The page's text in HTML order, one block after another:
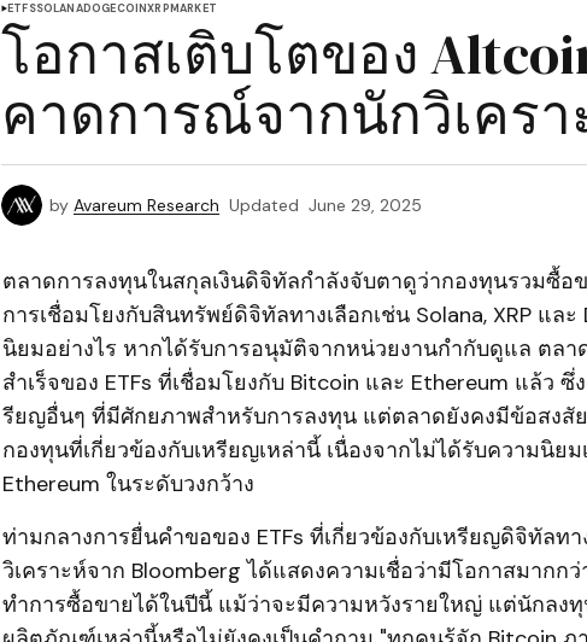
ETFSSOLANADOGECOINXRPMARKET
โอกาสเติบโตของ
คาดการณ์จากนักวิเครา
by Avareum Research Updated June 29, 2025
ตลาดการลงทุนในสกุลเงินดิจิทัลกำลังจับตาดูว่ากองทุนรวมซื้อ
การเชื่อมโยงกับสินทรัพย์ดิจิทัลทางเลือกเช่น Solana, XRP แล
นิยมอย่างไร หากได้รับการอนุมัติจากหน่วยงานกำกับดูแล ตลา
สำเร็จของ ETFs ที่เชื่อมโยงกับ Bitcoin และ Ethereum แล้ว ซึ่
รียญอื่นๆ ที่มีศักยภาพสำหรับการลงทุน แต่ตลาดยังคงมีข้อสงสั
กองทุนที่เกี่ยวข้องกับเหรียญเหล่านี้ เนื่องจากไม่ได้รับความนิย
Ethereum ในระดับวงกว้าง
ท่ามกลางการยื่นคำขอของ ETFs ที่เกี่ยวข้องกับเหรียญดิจิทัลท
วิเคราะห์จาก Bloomberg ได้แสดงความเชื่อว่ามีโอกาสมากก
ทำการซื้อขายได้ในปีนี้ แม้ว่าจะมีความหวังรายใหญ่ แต่นักลง